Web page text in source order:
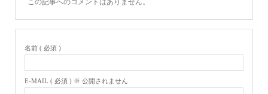
名前 ( 必須 )
E-MAIL ( 必須 ) ※ 公開されません